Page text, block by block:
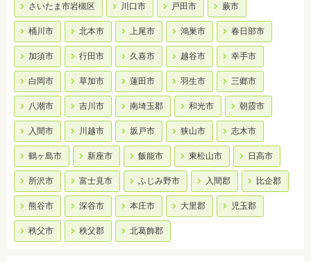
さいたま市岩槻区 川口市 戸田市 蕨市
桶川市 北本市 上尾市 鴻巣市 春日部市
加須市 行田市 久喜市 越谷市 幸手市
白岡市 草加市 蓮田市 羽生市 三郷市
八潮市 吉川市 南埼玉郡 和光市 朝霞市
入間市 川越市 坂戸市 狭山市 志木市
鶴ヶ島市 新座市 飯能市 東松山市 日高市
所沢市 富士見市 ふじみ野市 入間郡 比企郡
熊谷市 深谷市 本庄市 大里郡 児玉郡
秩父市 秩父郡 北葛飾郡